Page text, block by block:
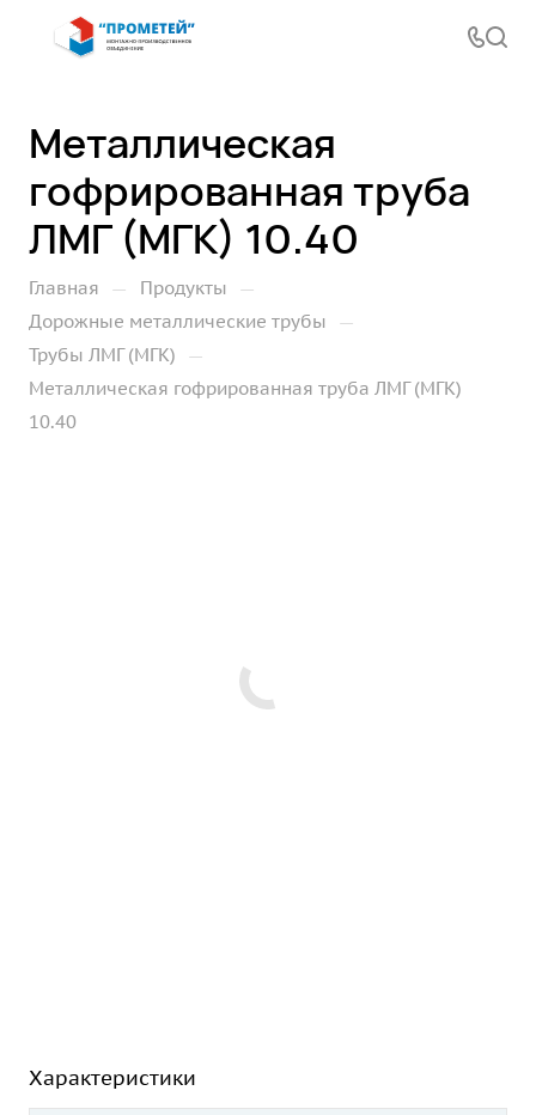
Металлическая
гофрированная труба
ЛМГ (МГК) 10.40
Главная — Продукты —
Дорожные металлические трубы —
Трубы ЛМГ (МГК) —
Металлическая гофрированная труба ЛМГ (МГК)
10.40
Характеристики